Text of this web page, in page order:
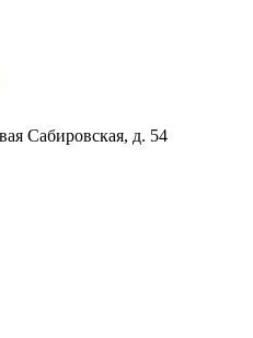
Сабировская, д. 54